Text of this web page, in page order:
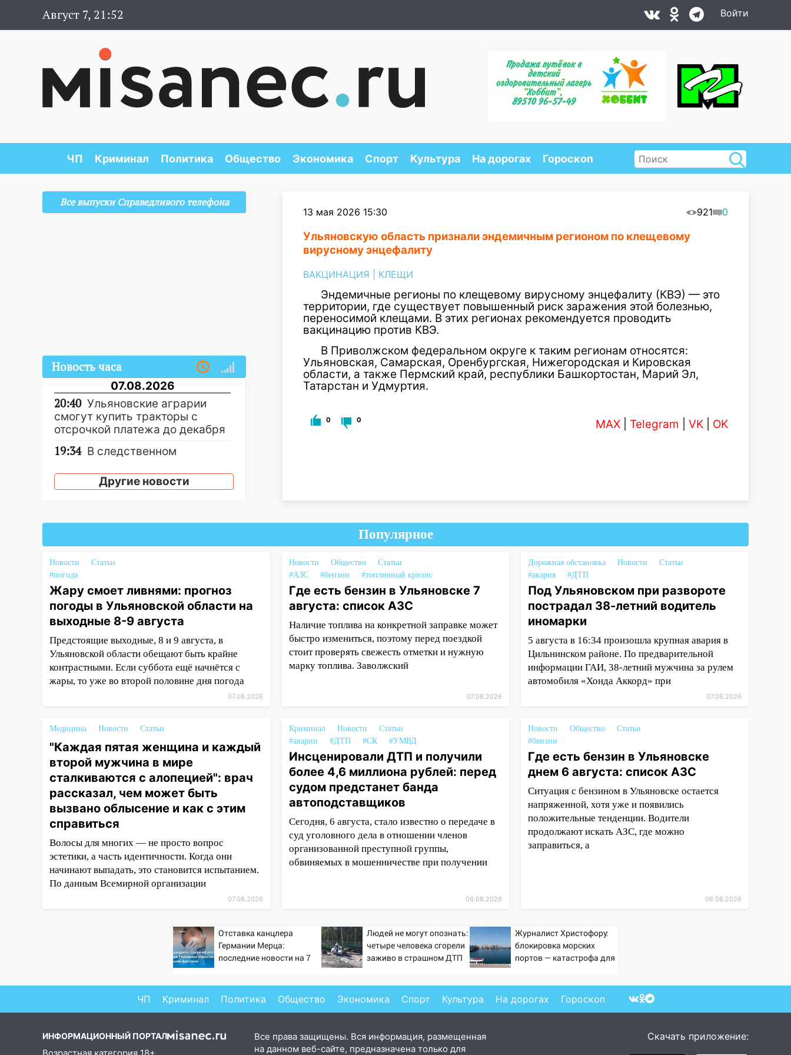
Август 7, 21:52 Войти
ЧП Криминал Политика Общество Экономика Спорт Культура На дорогах Гороскоп
13 мая 2026 15:30 921 0
Ульяновскую область признали эндемичным регионом по клещевому
вирусному энцефалиту
ВАКЦИНАЦИЯ КЛЕЩИ
Эндемичные регионы по клещевому вирусному энцефалиту (КВЭ) — это
территории, где существует повышенный риск заражения этой болезнью,
переносимой клещами. В этих регионах рекомендуется проводить
вакцинацию против КВЭ.
В Приволжском федеральном округе к таким регионам относятся:
Ульяновская, Самарская, Оренбургская, Нижегородская и Кировская
области, а также Пермский край, республики Башкортостан, Марий Эл,
Татарстан и Удмуртия.
0 0 MAX Telegram VK OK
Все выпуски Справедливого телефона
Новость часа
07.08.2026
20:40 Ульяновские аграрии
смогут купить тракторы с
отсрочкой платежа до декабря
19:34 В следственном
торжественное мероприятие,
приуроченное к празднованию
19:30 Ульяновцев приглашают
поддержать «Симбирскую
чебурашку» на фестивале
«ФормАРТ»
18:11 Ульяновская область
стала пилотным регионом
проекта «Культурное
долголетие»
17:16 В реанимацию
Ульяновской областной
16:51
В Чердаклинском районе
ремонтируют дороги, ставят
остановки и проводят новое
освещение
16:35 В Ульяновске установили
ещё девять бункеров для
крупногабаритного мусора
16:26 В Ульяновске бесплатно
покажут матч «Волги» под
открытым небом
16:12 В Ульяновском
Ульяновцы могут
вернуть деньги за абонементы
«Рекорд-Fitness»
15:34 После вмешательства
Ульяновской области привели
в порядок детские площадки
Другие новости
Популярное
Новости
Статьи
#погода
Жару смоет ливнями: прогноз
погоды в Ульяновской области на
выходные 8-9 августа
Предстоящие выходные, 8 и 9 августа, в
Ульяновской области обещают быть крайне
контрастными. Если суббота ещё начнётся с
жары, то уже во второй половине дня погода
07.08.2026
Новости Общество
Статьи
#АЗС
#бензин #топливный кризис
Где есть бензин в Ульяновске 7
августа: список АЗС
Наличие топлива на конкретной заправке может
быстро измениться, поэтому перед поездкой
стоит проверять свежесть отметки и нужную
марку топлива. Заволжский
07.08.2026
Дорожная обстановка Новости
Статьи
#авария
#ДТП
Под Ульяновском при развороте
пострадал 38-летний водитель
иномарки
5 августа в 16:34 произошла крупная авария в
Цильнинском районе. По предварительной
информации ГАИ, 38-летний мужчина за рулем
автомобиля «Хонда Аккорд» при
07.08.2026
Медицина Новости Статьи
"Каждая пятая женщина и каждый
второй мужчина в мире
сталкиваются с алопецией": врач
рассказал, чем может быть
вызвано облысение и как с этим
справиться
Волосы для многих — не просто вопрос
эстетики, а часть идентичности. Когда они
начинают выпадать, это становится испытанием.
По данным Всемирной организации
07.08.2026
Криминал Новости
Статьи
#аварии
#ДТП #СК #УМВД
Инсценировали ДТП и получили
более 4,6 миллиона рублей: перед
судом предстанет банда
автоподставщиков
Сегодня, 6 августа, стало известно о передаче в
суд уголовного дела в отношении членов
организованной преступной группы,
обвиняемых в мошенничестве при получении
06.08.2026
Новости Общество
Статьи
#бензин
Где есть бензин в Ульяновске
днем 6 августа: список АЗС
Ситуация с бензином в Ульяновске остается
напряженной, хотя уже и появились
положительные тенденции. Водители
продолжают искать АЗС, где можно
заправиться, а
06.08.2026
Отставка канцлера
Германии Мерца:
последние новости на 7
Людей не могут опознать:
четыре человека сгорели
заживо в страшном ДТП
Журналист Христофору:
блокировка морских
портов — катастрофа для
ЧП Криминал Политика Общество Экономика Спорт Культура На дорогах Гороскоп
ИНФОРМАЦИОННЫЙ ПОРТАЛ
Все права защищены. Вся информация, размещенная
на данном веб-сайте, предназначена только для
Скачать приложение: